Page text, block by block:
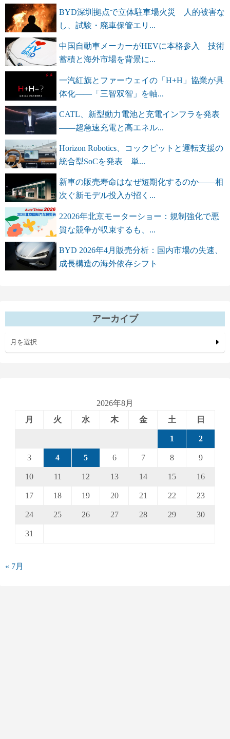
BYD深圳拠点で立体駐車場火災 人的被害な
し、試験・廃車保管エリ...
中国自動車メーカーがHEVに本格参入 技術
蓄積と海外市場を背景に...
一汽紅旗とファーウェイの「H+H」協業が具
体化――「三智双智」を軸...
CATL、新型動力電池と充電インフラを発表
――超急速充電と高エネル...
Horizon Robotics、コックピットと運転支援の
統合型SoCを発表 単...
新車の販売寿命はなぜ短期化するのか――相
次ぐ新モデル投入が招く...
22026年北京モーターショー：規制強化で悪
質な競争が収束するも、...
BYD 2026年4月販売分析：国内市場の失速、
成長構造の海外依存シフト
アーカイブ
月を選択
2026年8月
月
火 水 木 金 土 日
1 2
3 4 5 6 7 8 9
10 11 12 13 14 15 16
17 18 19 20 21 22 23
24 25 26 27 28 29 30
31
« 7月